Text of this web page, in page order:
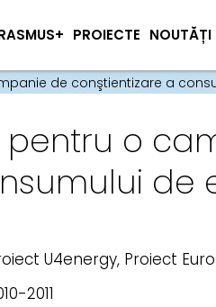
PROIECTE NOUTĂȚI
de conştientizare a
o
de
U4energy, Proiect
2011